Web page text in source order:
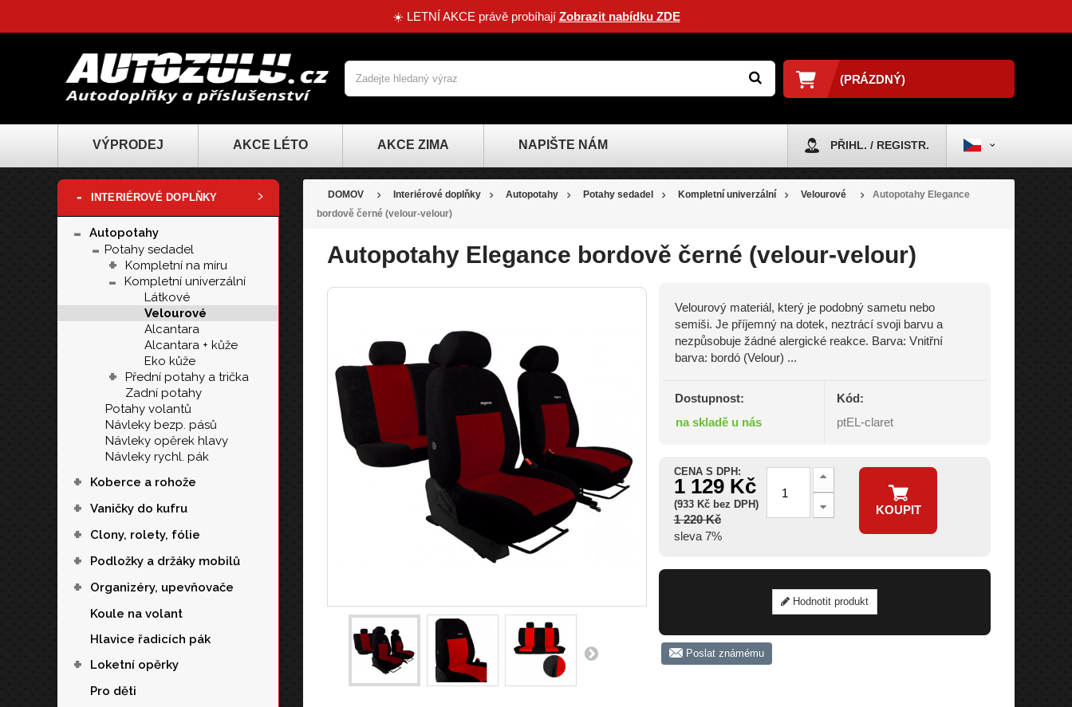
☀️ LETNÍ AKCE právě probíhají Zobrazit nabídku ZDE
(PRÁZDNÝ)
VÝPRODEJ AKCE LÉTO AKCE ZIMA NAPIŠTE NÁM PŘIHL. / REGISTR.
- INTERIÉROVÉ DOPLŇKY
- Autopotahy
- Potahy sedadel
+ Kompletní na míru
-
Kompletní univerzální
Látkové
Velourové
Alcantara
Alcantara + kůže
Eko kůže
+
Přední potahy a trička
Zadní potahy
Potahy volantů
Návleky bezp. pásů
Návleky opěrek hlavy
Návleky rychl. pák
+ Koberce a rohože
+ Vaničky do kufru
+ Clony, rolety, fólie
+ Podložky a držáky mobilů
+
Organizéry, upevňovače
Koule na volant
Hlavice řadicích pák
+
Loketní opěrky
Pro děti
DOMOV Interiérové doplňky Autopotahy Potahy sedadel Kompletní univerzální Velourové
Autopotahy Elegance
bordově černé (velour-velour)
Autopotahy Elegance bordově černé (velour-velour)
-91 KČ
Velourový materiál, který je podobný sametu nebo
semiši. Je příjemný na dotek, neztrácí svoji barvu a
nezpůsobuje žádné alergické reakce. Barva: Vnitřní
barva: bordó (Velour) ...
Dostupnost:
na skladě u nás
Kód:
ptEL-claret
CENA S DPH:
1 129 Kč
(933 Kč bez DPH)
1 220 Kč
sleva 7%
KOUPIT
Hodnotit produkt
Poslat známému